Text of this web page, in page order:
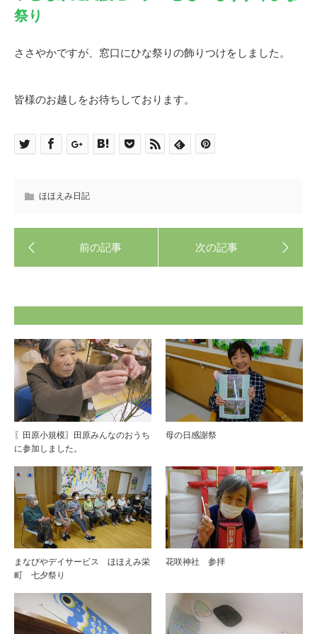
祭り
ささやかですが、窓口にひな祭りの飾りつけをしました。
皆様のお越しをお待ちしております。
ほほえみ日記
〖田原小規模〗田原みんなのおうち
に参加しました。
母の日感謝祭
まなびやデイサービス ほほえみ栄
町 七夕祭り
花咲神社 参拝